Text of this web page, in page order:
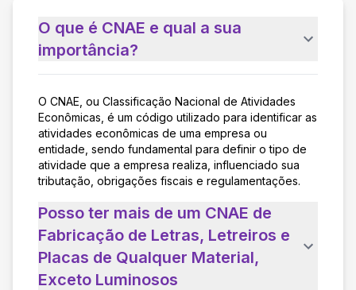
O que é CNAE e qual a sua
importância?
O CNAE, ou Classificação Nacional de Atividades
Econômicas, é um código utilizado para identificar as
atividades econômicas de uma empresa ou
entidade, sendo fundamental para definir o tipo de
atividade que a empresa realiza, influenciado sua
tributação, obrigações fiscais e regulamentações.
Posso ter mais de um CNAE de
Fabricação de Letras, Letreiros e
Placas de Qualquer Material,
Exceto Luminosos